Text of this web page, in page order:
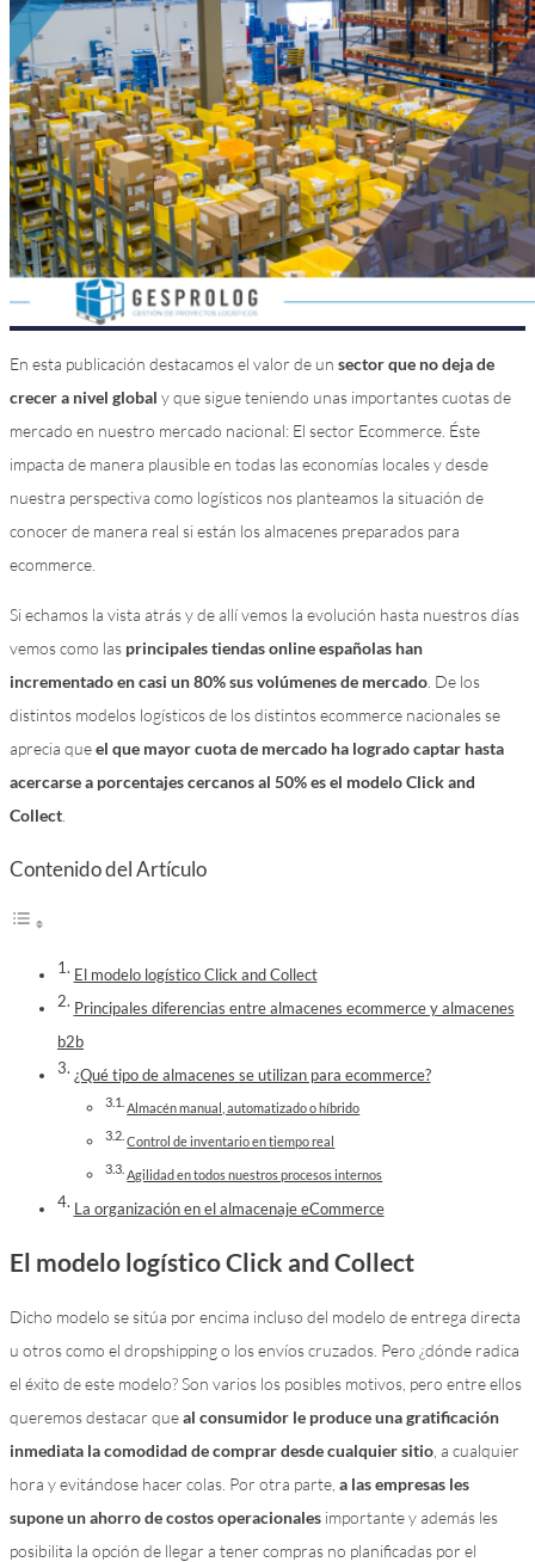
En esta publicación destacamos el valor de un sector que no deja de
crecer a nivel global y que sigue teniendo unas importantes cuotas de
mercado en nuestro mercado nacional: El sector Ecommerce. Éste
impacta de manera plausible en todas las economías locales y desde
nuestra perspectiva como logísticos nos planteamos la situación de
conocer de manera real si están los almacenes preparados para
ecommerce.
Si echamos la vista atrás y de allí vemos la evolución hasta nuestros días
vemos como las principales tiendas online españolas han
incrementado en casi un 80% sus volúmenes de mercado . De los
distintos modelos logísticos de los distintos ecommerce nacionales se
aprecia queel que mayor cuota de mercado ha logrado captar hasta
acercarse a porcentajes cercanos al 50% es el modelo Click and
Collect
Contenido del Artículo
El modelo logístico Click and Collect
Principales diferencias entre almacenes ecommerce y almacenes
b2b
¿Qué tipo de almacenes se utilizan para ecommerce?
Almacén manual, automatizado o híbrido
Control de inventario en tiempo real
Agilidad en todos nuestros procesos internos
La organización en el almacenaje eCommerce
El modelo logístico Click and Collect
Dicho modelo se sitúa por encima incluso del modelo de entrega directa
u otros como el dropshipping o los envíos cruzados. Pero ¿dónde radica
el éxito de este modelo? Son varios los posibles motivos, pero entre ellos
queremos destacar queal consumidor le produce una gratificación
inmediata la comodidad de comprar desde cualquier sitio , a cualquier
hora y evitándose hacer colas. Por otra parte, a las empresas les
supone un ahorro de costos operacionales importante y además les
posibilita la opción de llegar a tener compras no planificadas por el